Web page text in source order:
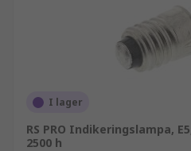
I lager
RS PRO Indikeringslampa,
2500 h